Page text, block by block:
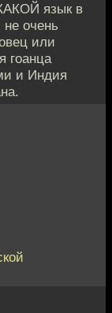
язык в
очень
или
гоанца
и Индия